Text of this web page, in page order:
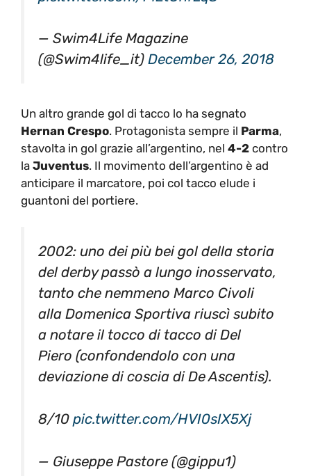
— Swim4Life Magazine
(@Swim4life_it)December 26, 2018
Hernan Crespo. Protagonista sempre ilParma
stavolta in gol grazie all’argentino, nel4-2 contro
laJuventus. Il movimento dell’argentino è ad
anticipare il marcatore, poi col tacco elude i
guantoni del portiere.
2002: uno dei più bei gol della storia
del derby passò a lungo inosservato,
tanto che nemmeno Marco Civoli
alla Domenica Sportiva riuscì subito
a notare il tocco di tacco di Del
Piero (confondendolo con una
deviazione di coscia di De Ascentis).
8/10 pic.twitter.com/HVI0sIX5Xj
— Giuseppe Pastore (@gippu1)